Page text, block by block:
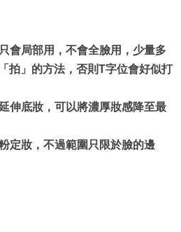
拍」的方法，否則T字位會好似打
伸底妝，可以將濃厚妝感降至最
定妝，不過範圍只限於臉的邊